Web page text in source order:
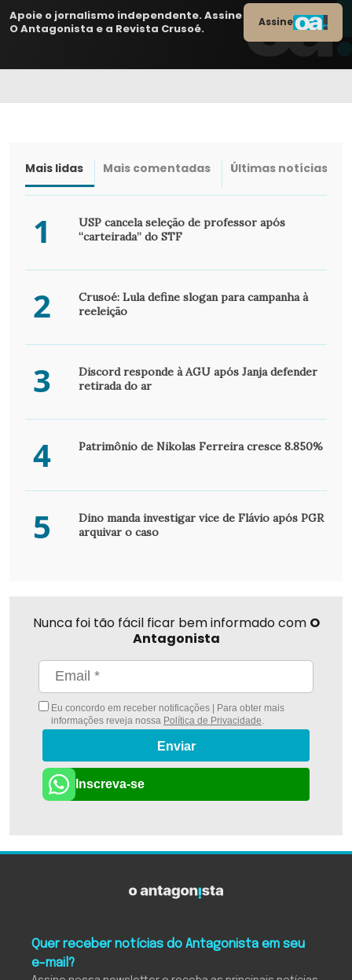
Apoie o jornalismo independente. Assine
O Antagonista e a Revista Crusoé.
Assine
Mais lidas Mais comentadas Últimas notícias
1
USP cancela seleção de professor após
“carteirada” do STF
2
Crusoé: Lula define slogan para campanha à
reeleição
3
Discord responde à AGU após Janja defender
retirada do ar
4 Patrimônio de Nikolas Ferreira cresce 8.850%
5
Dino manda investigar vice de Flávio após PGR
arquivar o caso
Nunca foi tão fácil ficar bem informado com O
Antagonista
Eu concordo em receber notificações | Para obter mais
informações reveja nossa Política de Privacidade
Enviar
Inscreva-se
Quer receber notícias do Antagonista em seu
e-mail?